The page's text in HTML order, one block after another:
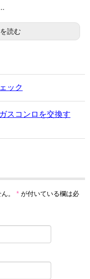
読む
ック
スコンロを交換す
。 * が付いている欄は必